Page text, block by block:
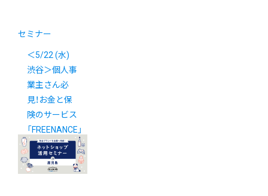
セミナー
＜5/22 (水)
渋谷＞個人事
業主さん必
見！お金と保
険のサービス
「FREENANCE」
初の説明会を
開催